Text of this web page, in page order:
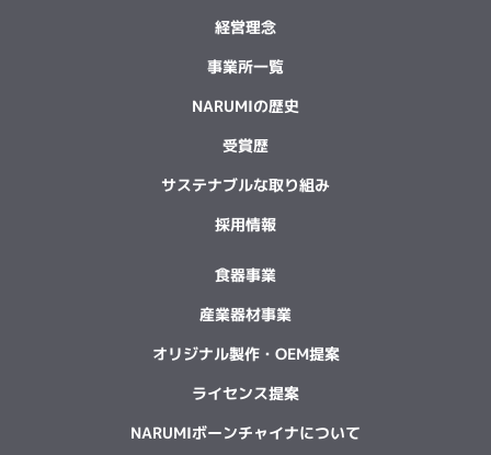
経営理念
事業所一覧
NARUMIの歴史
受賞歴
サステナブルな取り組み
採用情報
食器事業
産業器材事業
オリジナル製作・OEM提案
ライセンス提案
NARUMIボーンチャイナについて